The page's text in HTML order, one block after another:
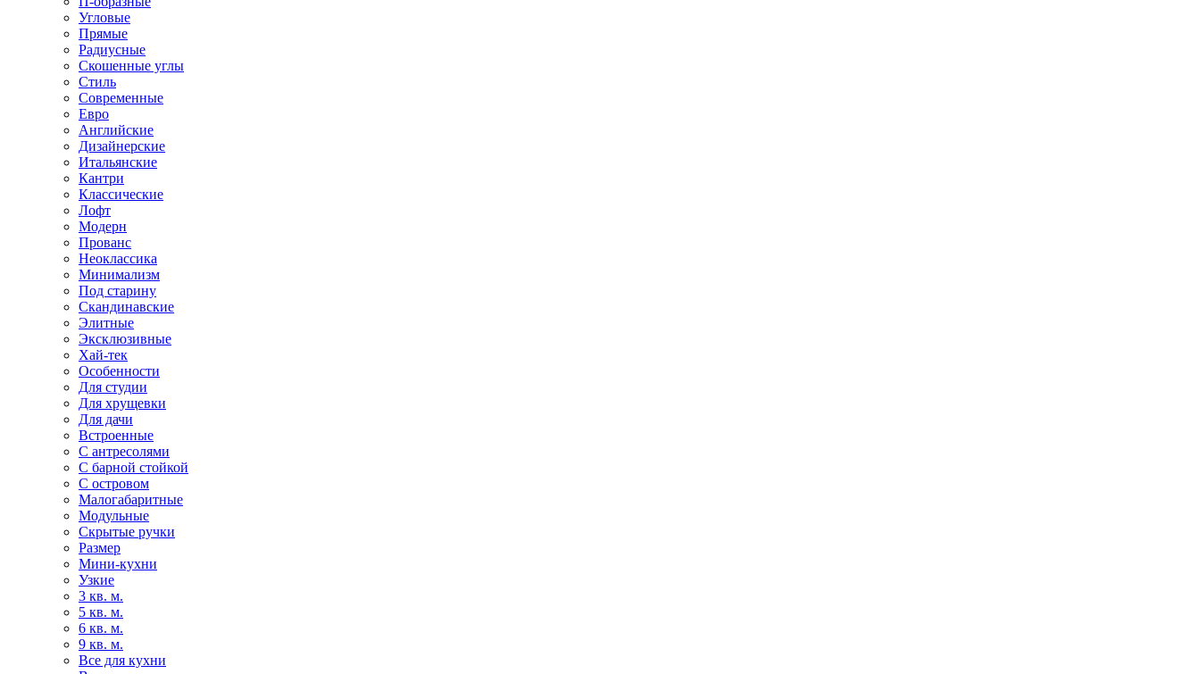
Угловые
Прямые
Радиусные
Скошенные углы
Стиль
Современные
Евро
Английские
Дизайнерские
Итальянские
Кантри
Классические
Лофт
Модерн
Прованс
Неоклассика
Минимализм
Под старину
Скандинавские
Элитные
Эксклюзивные
Хай-тек
Особенности
Для студии
Для хрущевки
Для дачи
Встроенные
С антресолями
С барной стойкой
С островом
Малогабаритные
Модульные
Скрытые ручки
Размер
Мини-кухни
Узкие
3 кв. м.
5 кв. м.
6 кв. м.
9 кв. м.
Все для кухни